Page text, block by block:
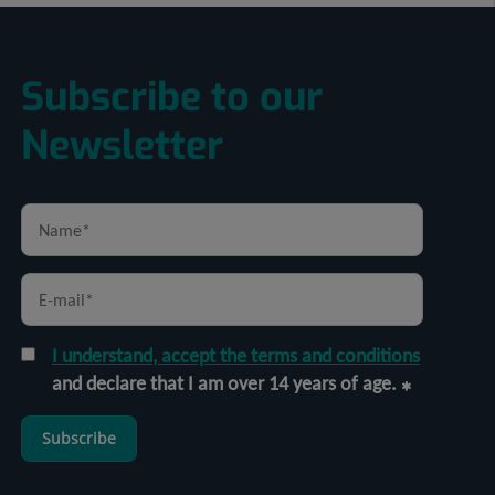
Subscribe to our
Newsletter
I understand, accept the terms and conditions
and declare that I am over 14 years of age.
Subscribe